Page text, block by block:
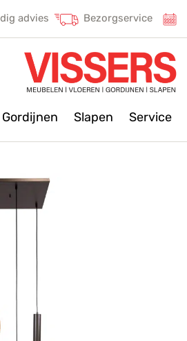
advies Bezorgservice
Gordijnen Slapen Service